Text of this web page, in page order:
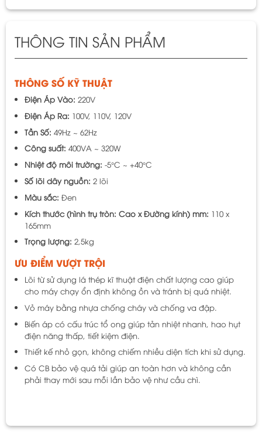
THÔNG TIN SẢN PHẨM
THÔNG SỐ KỸ THUẬT
Điện Áp Vào: 220V
Điện Áp Ra: 100V, 110V, 120V
Tần Số: 49Hz ~ 62Hz
Công suất: 400VA ~ 320W
Nhiệt độ môi trường: -5°C ~ +40°C
Số lõi dây nguồn: 2 lõi
Màu sắc: Đen
Kích thước (hình trụ tròn: Cao x Đường kính) mm: 110 x
165mm
Trọng lượng: 2,5kg
ƯU ĐIỂM VƯỢT TRỘI
Lõi từ sử dụng lá thép kĩ thuật điện chất lượng cao giúp
cho máy chạy ổn định không ồn và tránh bị quá nhiệt.
Vỏ máy bằng nhựa chống cháy và chống va đập.
Biến áp có cấu trúc tổ ong giúp tản nhiệt nhanh, hao hụt
điện năng thấp, tiết kiệm điện.
Thiết kế nhỏ gọn, không chiếm nhiều diện tích khi sử dụng.
Có CB bảo vệ quá tải giúp an toàn hơn và không cần
phải thay mới sau mỗi lần bảo vệ như cầu chì.